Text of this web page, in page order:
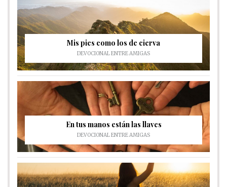
Mis pies como los de cierva
DEVOCIONAL ENTRE AMIGAS
En tus manos están las llaves
DEVOCIONAL ENTRE AMIGAS